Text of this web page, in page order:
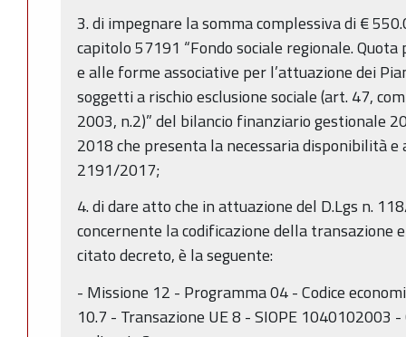
3. di impegnare la somma complessiva di €
capitolo 57191 “Fondo sociale regionale.
e alle forme associative per l’attuazione dei
soggetti a rischio esclusione sociale (art. 47,
2003, n.2)” del bilancio finanziario gestionale
2018 che presenta la necessaria disponibilità e
2191/2017;
4. di dare atto che in attuazione del D.Lgs n.
concernente la codificazione della transazione
citato decreto, è la seguente:
- Missione 12 - Programma 04 - Codice
10.7 - Transazione UE 8 - SIOPE 1040102003 -